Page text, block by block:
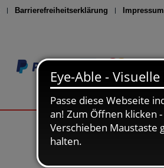
Barrierefreiheitserklärung Impressum
Seite drucken
0800-10 11 422
gebührenfreie Rufnummer